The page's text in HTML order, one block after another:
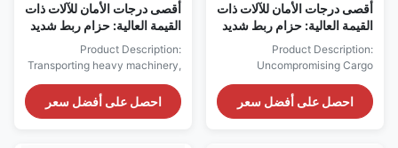
أقصى درجات الأمان للآلات ذات
القيمة العالية: حزام ربط شديد
التحمل 50 مم
Product Description:
Uncompromising Cargo
Security: The Ratchet Tie-
Down Strap Re-engineered for
Professionals For logistics
احصل على أفضل سعر
أقصى درجات الأمان للآلات ذات
القيمة العالية: حزام ربط شديد
التحمل 50 مم
Product Description:
Transporting heavy machinery,
industrial equipment, or
construction plant requires a
lashing solution that offers
احصل على أفضل سعر